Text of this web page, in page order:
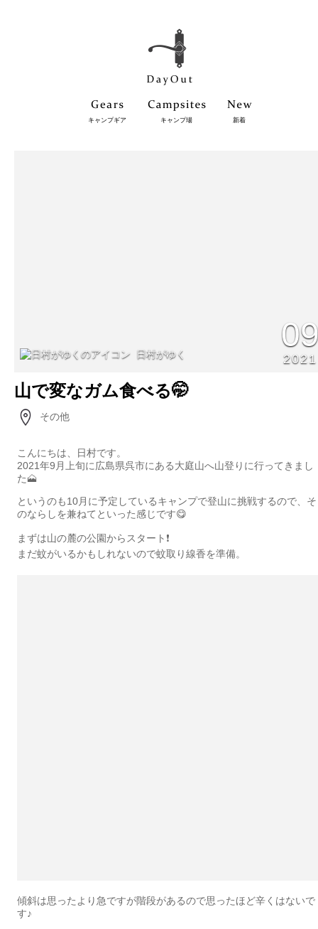
キャンプギア キャンプ場 新着
日村がゆく 2021
山で変なガム食べる🤭
その他
こんにちは、日村です。
2021年9月上旬に広島県呉市にある大庭山へ山登りに行ってきまし
た🗻
というのも10月に予定しているキャンプで登山に挑戦するので、そ
のならしを兼ねてといった感じです😋
まずは山の麓の公園からスタート❗️
まだ蚊がいるかもしれないので蚊取り線香を準備。
傾斜は思ったより急ですが階段があるので思ったほど辛くはないで
す♪